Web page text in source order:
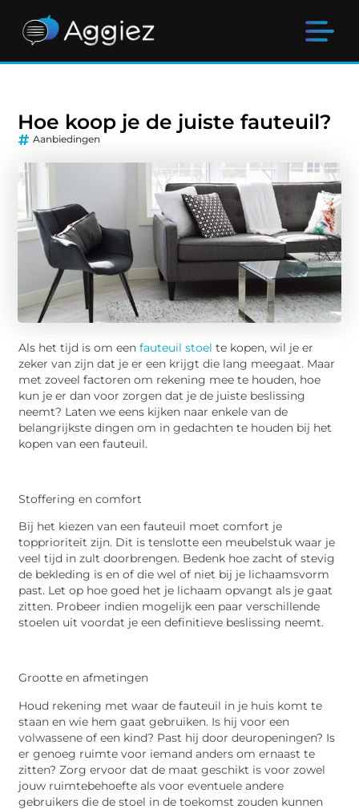
Hoe koop je de juiste fauteuil?
Aanbiedingen
Als het tijd is om eenfauteuil stoel te kopen, wil je er
zeker van zijn dat je er een krijgt die lang meegaat. Maar
met zoveel factoren om rekening mee te houden, hoe
kun je er dan voor zorgen dat je de juiste beslissing
neemt? Laten we eens kijken naar enkele van de
belangrijkste dingen om in gedachten te houden bij het
kopen van een fauteuil.
Stoffering en comfort
Bij het kiezen van een fauteuil moet comfort je
topprioriteit zijn. Dit is tenslotte een meubelstuk waar je
veel tijd in zult doorbrengen. Bedenk hoe zacht of stevig
de bekleding is en of die wel of niet bij je lichaamsvorm
past. Let op hoe goed het je lichaam opvangt als je gaat
zitten. Probeer indien mogelijk een paar verschillende
stoelen uit voordat je een definitieve beslissing neemt.
Grootte en afmetingen
Houd rekening met waar de fauteuil in je huis komt te
staan en wie hem gaat gebruiken. Is hij voor een
volwassene of een kind? Past hij door deuropeningen? Is
er genoeg ruimte voor iemand anders om ernaast te
zitten? Zorg ervoor dat de maat geschikt is voor zowel
jouw ruimtebehoefte als voor eventuele andere
gebruikers die de stoel in de toekomst zouden kunnen